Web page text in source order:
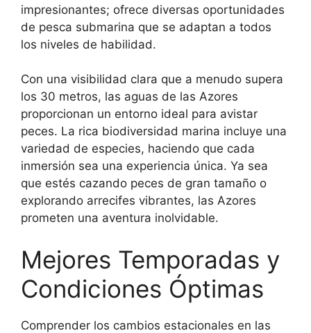
impresionantes; ofrece diversas oportunidades
de pesca submarina que se adaptan a todos
los niveles de habilidad.
Con una visibilidad clara que a menudo supera
los 30 metros, las aguas de las Azores
proporcionan un entorno ideal para avistar
peces. La rica biodiversidad marina incluye una
variedad de especies, haciendo que cada
inmersión sea una experiencia única. Ya sea
que estés cazando peces de gran tamaño o
explorando arrecifes vibrantes, las Azores
prometen una aventura inolvidable.
Mejores Temporadas y
Condiciones Óptimas
Comprender los cambios estacionales en las